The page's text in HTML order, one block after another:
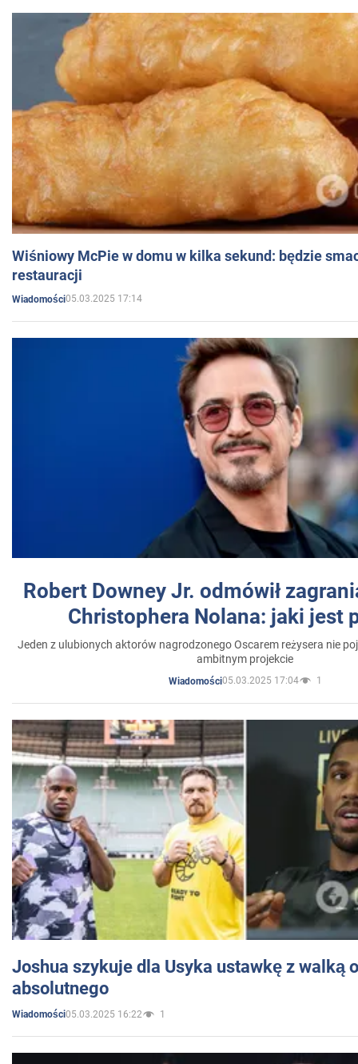
Wiśniowy McPie w domu w kilka sekund: będzie
restauracji
Wiadomości05.03.2025 17:14
Robert Downey Jr. odmówił
Christophera Nolana: jaki jest
Jeden z ulubionych aktorów nagrodzonego Oscarem reżysera nie
ambitnym projekcie
Wiadomości05.03.2025 17:04 1
Joshua szykuje dla Usyka ustawkę z walką
absolutnego
Wiadomości05.03.2025 16:22 1